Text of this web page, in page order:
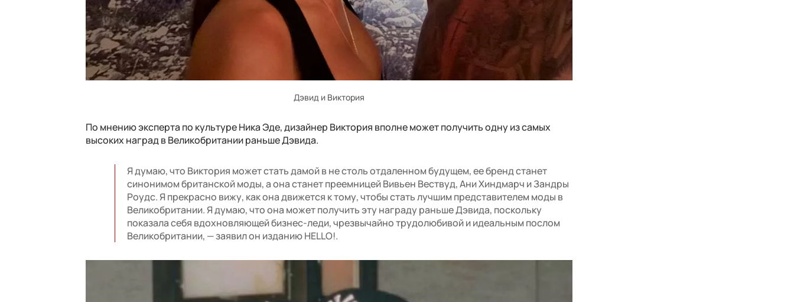
Дэвид и Виктория
По мнению эксперта по культуре Ника Эде, дизайнер Виктория вполне может получить одну из самых
высоких наград в Великобритании раньше Дэвида.
Я думаю, что Виктория может стать дамой в не столь отдаленном будущем, ее бренд станет
синонимом британской моды, а она станет преемницей Вивьен Вествуд, Ани Хиндмарч и Зандры
Роудс. Я прекрасно вижу, как она движется к тому, чтобы стать лучшим представителем моды в
Великобритании. Я думаю, что она может получить эту награду раньше Дэвида, поскольку
показала себя вдохновляющей бизнес-леди, чрезвычайно трудолюбивой и идеальным послом
Великобритании, — заявил он изданию HELLO!.